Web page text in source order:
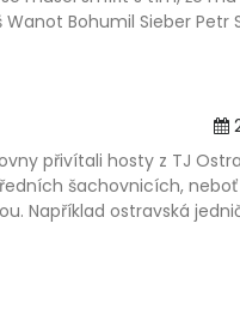
Bohumil Sieber Petr
přivítali hosty z TJ
šachovnicích,
Například ostravská